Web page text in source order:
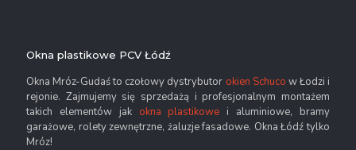
Okna plastikowe PCV Łódź
Okna Mróz-Gudaś to czołowy dystrybutor okien Schuco w Łodzi i
rejonie. Zajmujemy się sprzedażą i profesjonalnym montażem
takich elementów jak okna plastikowe i aluminiowe, bramy
garażowe, rolety zewnętrzne, żaluzje fasadowe. Okna Łódź tylko
Mróz!